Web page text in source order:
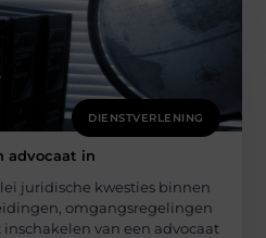
DIENSTVERLENING
advocaat in
juridische kwesties binnen
omgangsregelingen
van een advocaat